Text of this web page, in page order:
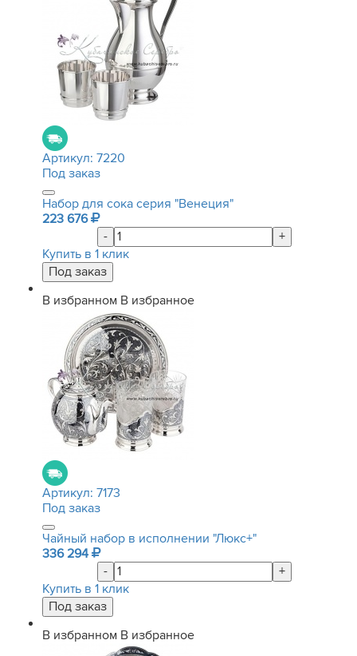
Артикул: 7220
Под заказ
Набор для сока серия "Венеция"
223 676
-
+
Купить в 1 клик
В избранном В избранное
Артикул: 7173
Под заказ
Чайный набор в исполнении "Люкс+"
336 294
-
+
Купить в 1 клик
В избранном В избранное